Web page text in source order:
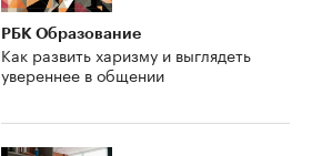
РБК Образование
Как развить харизму и выглядеть
увереннее в общении